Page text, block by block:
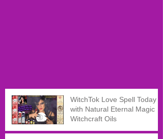
WitchTok Love Spell Today
with Natural Eternal Magic
Witchcraft Oils